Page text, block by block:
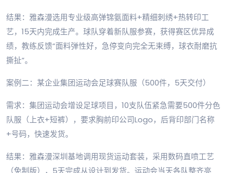
结果：雅森漫选用专业级高弹锦氨面料+精细刺绣+热转印工
艺，15天内完成生产。球队穿着新队服参赛，获得赛区优异成
绩，教练反馈“面料弹性好，急停变向完全无束缚，球衣耐磨抗
撕扯”。
案例二：某企业集团运动会足球赛队服（500件，5天交付）
需求：集团运动会增设足球项目，10支队伍紧急需要500件分色
队服（上衣+短裤），要求胸前印公司Logo，后背印部门名称
+号码，快速发货。
结果：雅森漫深圳基地调用现货运动套装，采用数码直喷工艺